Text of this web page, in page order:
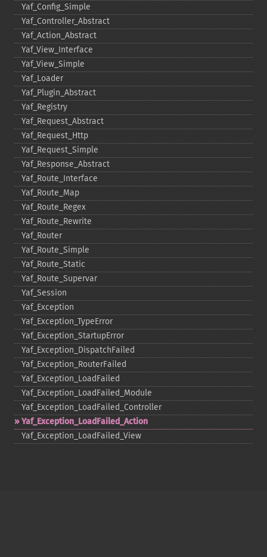
Yaf_​Config_​Simple
Yaf_​Controller_​Abstract
Yaf_​Action_​Abstract
Yaf_​View_​Interface
Yaf_​View_​Simple
Yaf_​Loader
Yaf_​Plugin_​Abstract
Yaf_​Registry
Yaf_​Request_​Abstract
Yaf_​Request_​Http
Yaf_​Request_​Simple
Yaf_​Response_​Abstract
Yaf_​Route_​Interface
Yaf_​Route_​Map
Yaf_​Route_​Regex
Yaf_​Route_​Rewrite
Yaf_​Router
Yaf_​Route_​Simple
Yaf_​Route_​Static
Yaf_​Route_​Supervar
Yaf_​Session
Yaf_​Exception
Yaf_​Exception_​TypeError
Yaf_​Exception_​StartupError
Yaf_​Exception_​DispatchFailed
Yaf_​Exception_​RouterFailed
Yaf_​Exception_​LoadFailed
Yaf_​Exception_​LoadFailed_​Module
Yaf_​Exception_​LoadFailed_​Controller
Yaf_​Exception_​LoadFailed_​Action
Yaf_​Exception_​LoadFailed_​View